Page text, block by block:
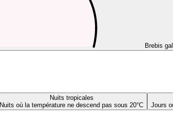
Brebis
Nuits tropicales
Nuits où la température ne descend pas sous 20°C
Jours